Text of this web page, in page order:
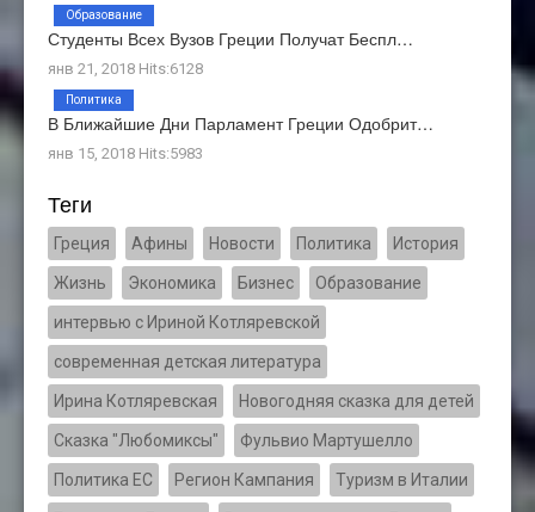
Студенты Всех Вузов Греции Получат Беспл…
янв 21, 2018 Hits:6128
Образование
В Ближайшие Дни Парламент Греции Одобрит…
янв 15, 2018 Hits:5983
Политика
Теги
Греция Афины Новости Политика История
Жизнь Экономика Бизнес Образование
интервью с Ириной Котляревской
современная детская литература
Ирина Котляревская Новогодняя сказка для детей
Сказка "Любомиксы" Фульвио Мартушелло
Политика ЕС Регион Кампания Туризм в Италии